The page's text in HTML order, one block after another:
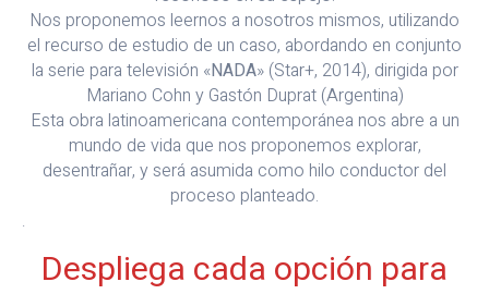
Nos proponemos leernos a nosotros mismos, utilizando
el recurso de estudio de un caso, abordando en conjunto
la serie para televisión «NADA» (Star+, 2014), dirigida por
Mariano Cohn y Gastón Duprat (Argentina)
Esta obra latinoamericana contemporánea nos abre a un
mundo de vida que nos proponemos explorar,
desentrañar, y será asumida como hilo conductor del
proceso planteado.
.
Despliega cada opción para